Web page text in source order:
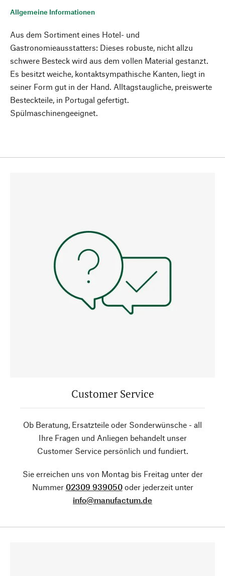
Allgemeine Informationen
Aus dem Sortiment eines Hotel- und
Gastronomieausstatters: Dieses robuste, nicht allzu
schwere Besteck wird aus dem vollen Material gestanzt.
Es besitzt weiche, kontaktsympathische Kanten, liegt in
seiner Form gut in der Hand. Alltagstaugliche, preiswerte
Besteckteile, in Portugal gefertigt.
Spülmaschinengeeignet.
Customer Service
Ob Beratung, Ersatzteile oder Sonderwünsche - all
Ihre Fragen und Anliegen behandelt unser
Customer Service persönlich und fundiert.
Sie erreichen uns von Montag bis Freitag unter der
Nummer 02309 939050oder jederzeit unter
info@manufactum.de